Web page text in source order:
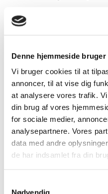
Denne hjemmeside
Vi bruger cookies til at
annoncer, til at vise dig
at analysere vores trafik.
din brug af vores
for sociale medier,
analysepartnere. Vores
data med andre
de har indsamlet fra din
Nødvendig
Kom med til det årlige
i år afholdes i fællesskab
Signesminde Kro,
Konfliktskyhed
Hvad er konfliktskyhed
selv i konflikter? Hvilke
stille os overfor?
I en verden med stigende
(skanninger, testosteron,
vi bl.a. tale om
patienterne. Vi får flot
sætter rammen for